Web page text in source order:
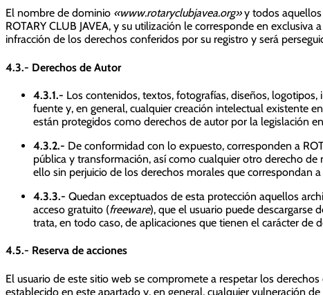
El nombre de dominio «www.rotaryclubjavea.org»y todos aquellos
ROTARY CLUB JAVEA, y su utilización le corresponde en
infracción de los derechos conferidos por su registro y será
4.3.- Derechos de Autor
4.3.1.- Los contenidos, textos, fotografías, diseños,
fuente y, en general, cualquier creación intelectual existente
están protegidos como derechos de autor por la legislación
4.3.2.- De conformidad con lo expuesto, corresponden a
pública y transformación, así como cualquier otro derecho
ello sin perjuicio de los derechos morales que correspondan a
4.3.3.- Quedan exceptuados de esta protección aquellos
acceso gratuito (freeware), que el usuario puede descargarse
trata, en todo caso, de aplicaciones que tienen el carácter
4.5.- Reserva de acciones
El usuario de este sitio web se compromete a respetar los
establecido en este apartado y, en general, cualquier vulneración